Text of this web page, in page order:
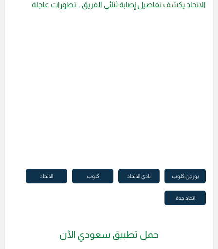
الاتحاد يكشف تفاصيل إصابة ثنائي الفريق .. تطورات عاجلة
يورجن كلوب نادي الاتحاد كلوب الاتحاد
اتحاد جدة
حمل تطبيق سعودي الآن